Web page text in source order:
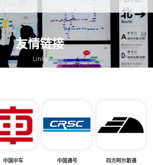
友情链接
Links
中国中车 中国通号 四方阿尔斯通